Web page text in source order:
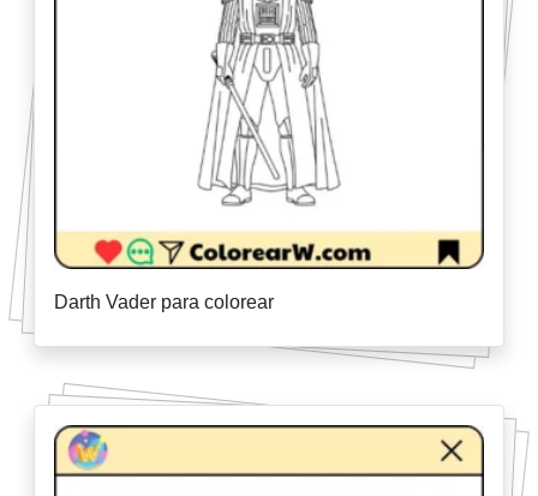
Darth Vader para colorear